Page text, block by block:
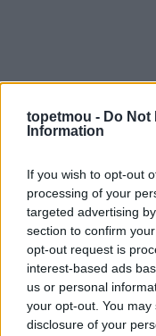
topetmou - Do Not
Information
If you wish to opt-out
processing of your
targeted advertising
section to confirm
opt-out request is
interest-based ads
us or personal
your opt-out. You
disclosure of your
Το αργό κλείσιμο
γάτα σας να σας
ασφαλής μαζί σας.
ασφαλής μαζί της
περισσότερο.
4. Προσφέρετέ της
Εντάξει, ας
ντροπή να
της μια νόστιμη
ως κλαδί ελιάς, και